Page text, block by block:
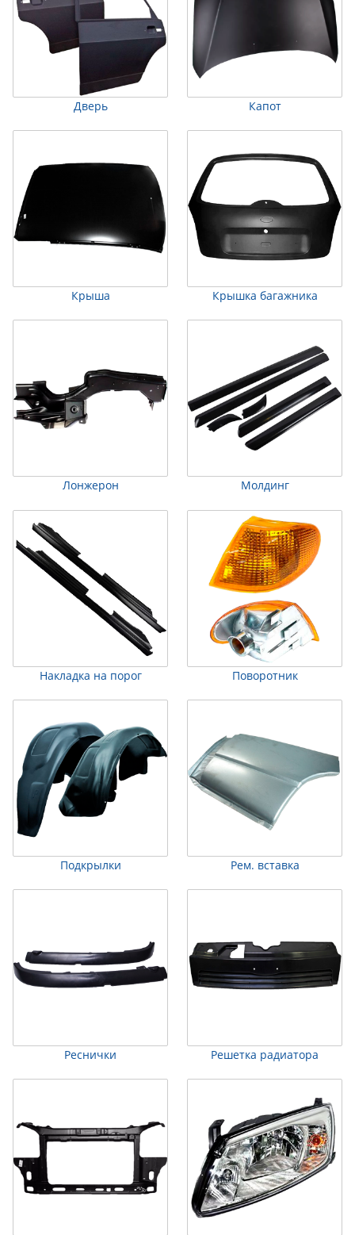
Дверь Капот
Крыша Крышка багажника
Лонжерон Молдинг
Накладка на порог Поворотник
Подкрылки Рем. вставка
Реснички Решетка радиатора